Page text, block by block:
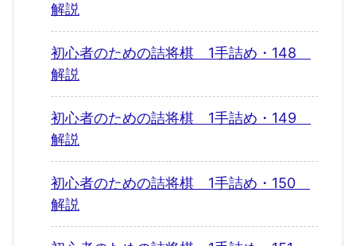
解説
初心者のための詰将棋 1手詰め・148
解説
初心者のための詰将棋 1手詰め・149
解説
初心者のための詰将棋 1手詰め・150
解説